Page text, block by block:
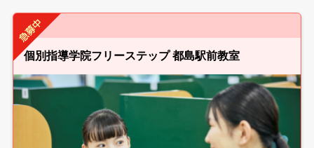
個別指導学院フリーステップ 都島駅前教室